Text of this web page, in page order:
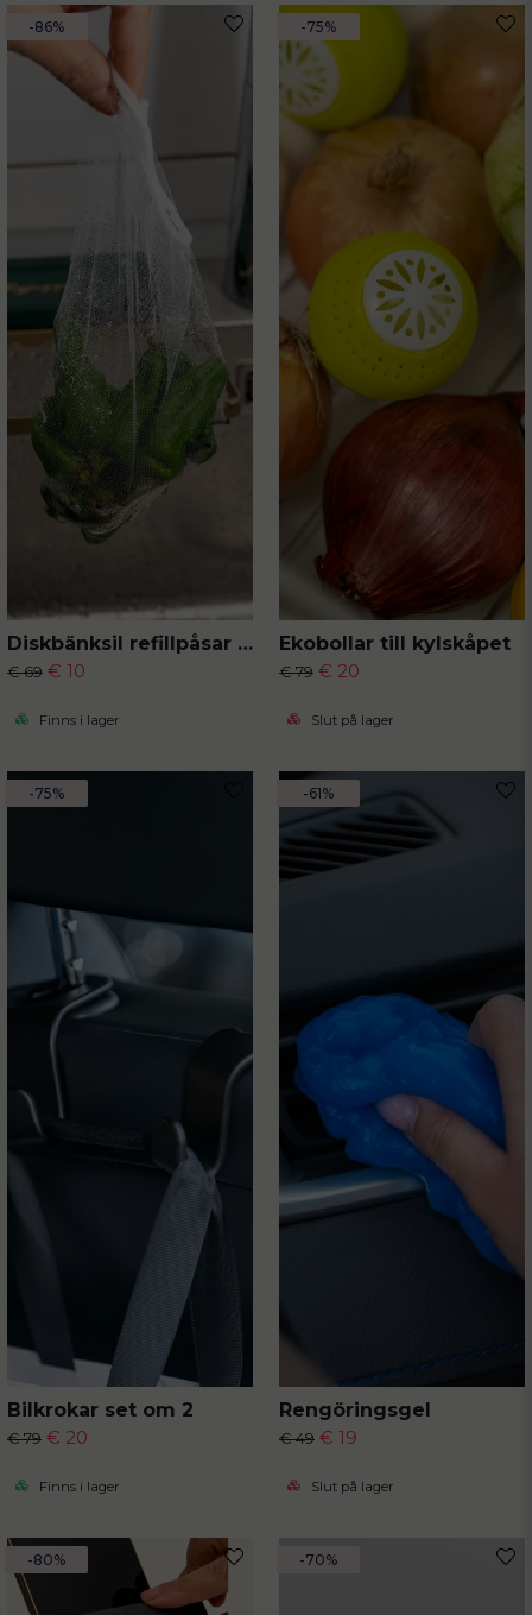
Diskbänksil refillpåsar 50-pack
€ 69 € 10
Finns i lager
-86%
Ekobollar till kylskåpet
€ 79 € 20
Slut på lager
-75%
Bilkrokar set om 2
€ 79 € 20
Finns i lager
-75%
Rengöringsgel
€ 49 € 19
Slut på lager
-61%
-80% -70%